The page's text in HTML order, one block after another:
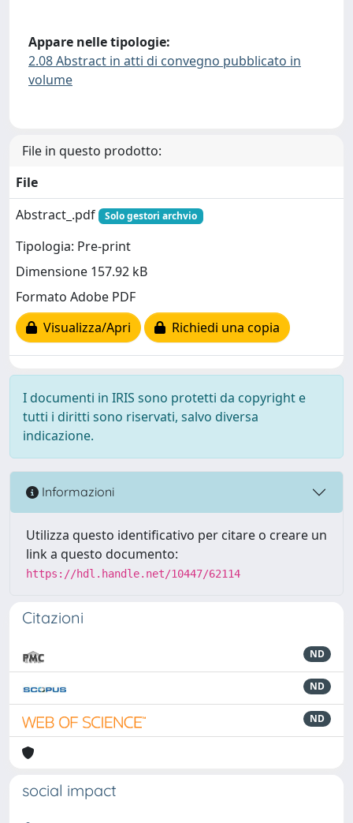
Appare nelle tipologie:
2.08 Abstract in atti di convegno pubblicato in
volume
File in questo prodotto:
File
Abstract_.pdf
Solo gestori archvio
Tipologia: Pre-print
Dimensione 157.92 kB
Formato Adobe PDF
Visualizza/Apri
Richiedi una copia
I documenti in IRIS sono protetti da copyright e
tutti i diritti sono riservati, salvo diversa
indicazione.
Informazioni
Utilizza questo identificativo per citare o creare un
link a questo documento:
https://hdl.handle.net/10447/62114
Citazioni
ND
ND
ND
social impact